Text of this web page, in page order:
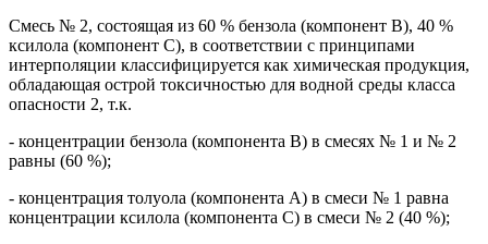
Смесь № 2, состоящая из 60 % бензола (компонент В), 40 %
ксилола (компонент С), в соответствии с принципами
интерполяции классифицируется как химическая продукция,
обладающая острой токсичностью для водной среды класса
опасности 2, т.к.
- концентрации бензола (компонента В) в смесях № 1 и № 2
равны (60 %);
- концентрация толуола (компонента А) в смеси № 1 равна
концентрации ксилола (компонента С) в смеси № 2 (40 %);